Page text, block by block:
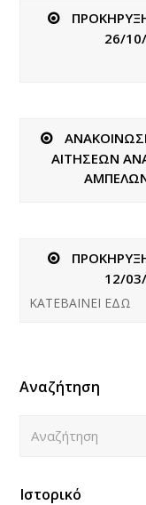
26/
ΑΙΤΗΣΕΩΝ
12/
ΚΑΤΕΒΑΙΝΕΙ ΕΔΩ
Αναζήτηση
Ιστορικό